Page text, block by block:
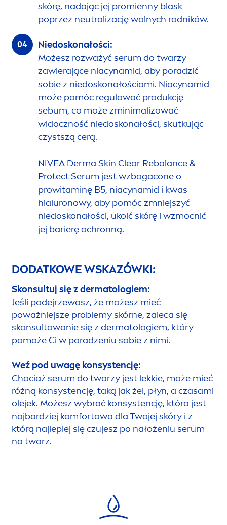
skórę, nadając jej promienny blask
poprzez neutralizację wolnych rodników.
Niedoskonałości:
Możesz rozważyć serum do twarzy
zawierające niacynamid, aby poradzić
sobie z niedoskonałościami. Niacynamid
może pomóc regulować produkcję
sebum, co może zminimalizować
widoczność niedoskonałości, skutkując
czystszą cerą.
NIVEA Derma Skin Clear Rebalance&
ProtectSerum jest wzbogacone o
prowitaminę B5, niacynamid i kwas
hialuronowy, aby pomóc zmniejszyć
niedoskonałości, ukoić skórę i wzmocnić
jej barierę ochronną.
DODATKOWE WSKAZÓWKI:
Skonsultuj się z dermatologiem:
Jeśli podejrzewasz, że możesz mieć
poważniejsze problemy skórne, zaleca się
skonsultowanie się z dermatologiem, który
pomoże Ci w poradzeniu sobie z nimi.
Weź pod uwagę konsystencję:
Chociaż serum do twarzy jest lekkie, może mieć
różną konsystencję, taką jak żel, płyn, a czasami
olejek. Możesz wybrać konsystencję, która jest
najbardziej komfortowa dla Twojej skóry i z
którą najlepiej się czujesz po nałożeniu serum
na twarz.